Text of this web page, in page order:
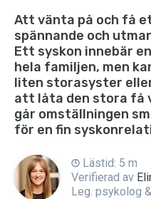
Att vänta på och få
spännande och
Ett syskon innebär
hela familjen, men
liten storasyster
att låta den stora få
går omställningen
för en fin
Lästid: 5 m
Verifierad av
Leg. psykolog